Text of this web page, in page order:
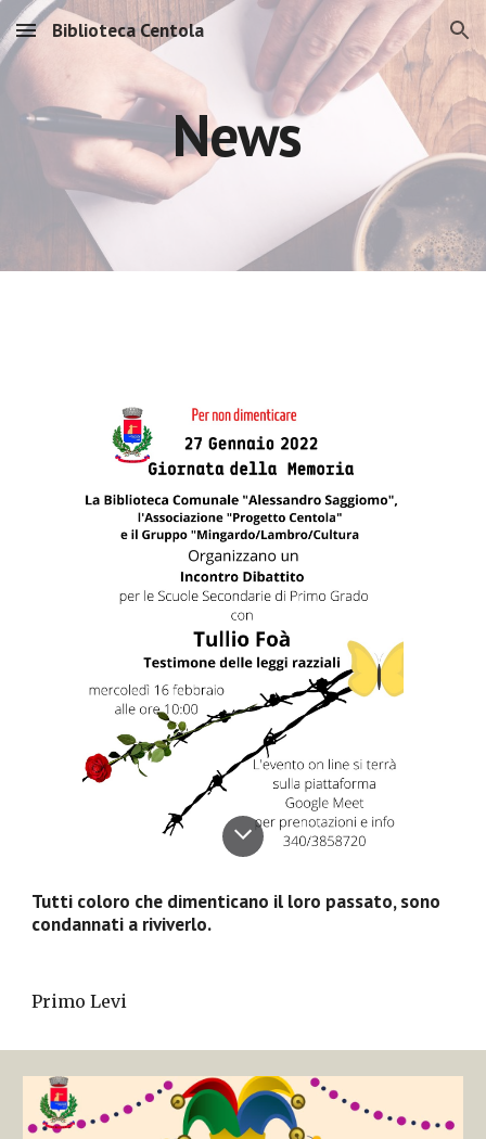
Skip to main content Skip to navigation
Biblioteca Centola
News
Tutti coloro che dimenticano il loro passato, sono
condannati a riviverlo.
Primo Levi